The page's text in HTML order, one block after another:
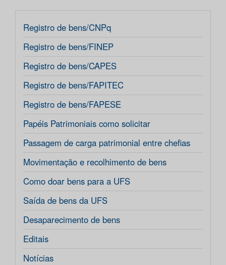
Registro de bens/CNPq
Registro de bens/FINEP
Registro de bens/CAPES
Registro de bens/FAPITEC
Registro de bens/FAPESE
Papéis Patrimoniais como solicitar
Passagem de carga patrimonial entre chefias
Movimentação e recolhimento de bens
Como doar bens para a UFS
Saída de bens da UFS
Desaparecimento de bens
Editais
Notícias